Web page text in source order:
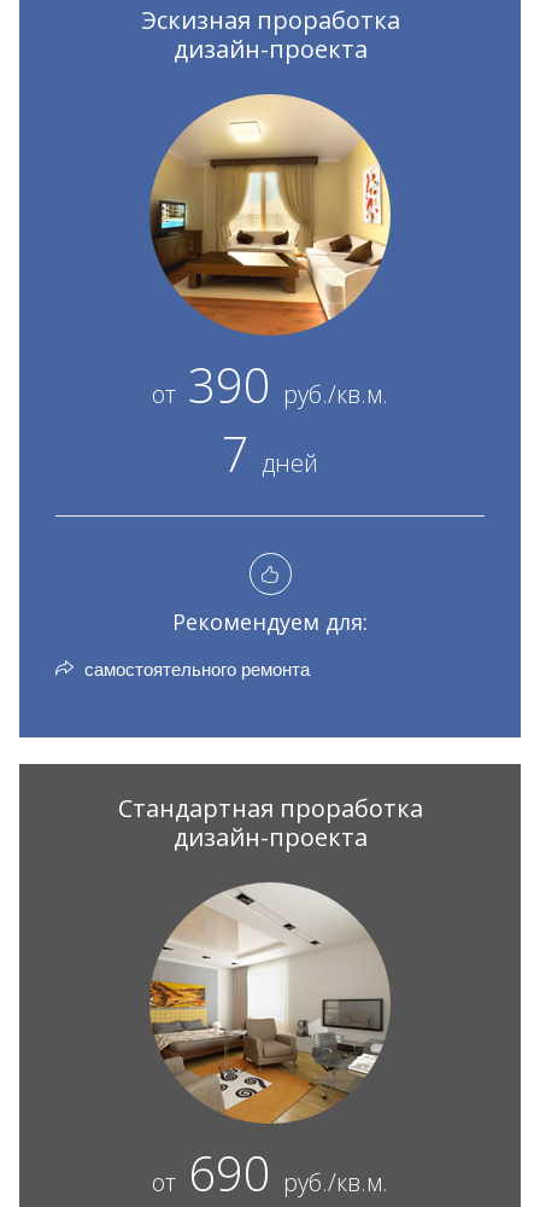
Эскизная проработка
дизайн-проекта
от 390 руб./кв.м.
7 дней
Рекомендуем для:
самостоятельного ремонта
Стандартная проработка
дизайн-проекта
от 690 руб./кв.м.